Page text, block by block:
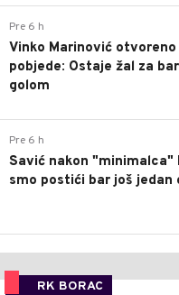
Pre 6 h
Vinko Marinović otvoreno
pobjede: Ostaje žal za
golom
Pre 6 h
Savić nakon "minimalca"
smo postići bar još jedan
RK BORAC